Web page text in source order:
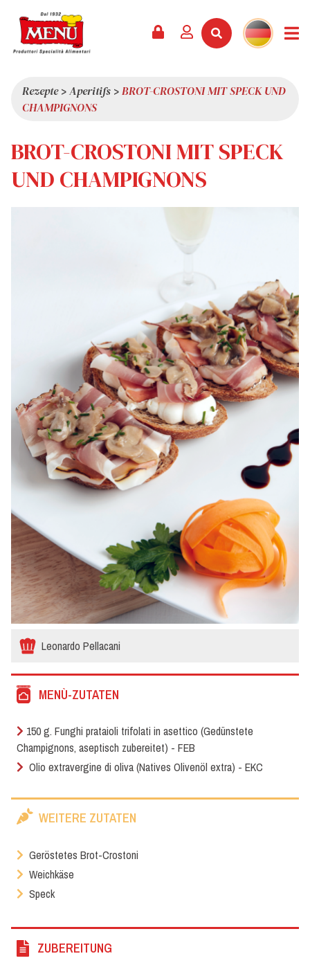
KATALOG
SERVICES
NEUHEITEN
PRÄMIEN
PRESSESCHAU
ÜBER UNS
QUALITÄT
WERTE
INTERESSANTES
SHOWROOM
ARBEITEN SIE MIT UNS
Rezepte>Aperitifs >BROT-CROSTONI MIT SPECK UND
CHAMPIGNONS
BROT-CROSTONI MIT SPECK
UND CHAMPIGNONS
Leonardo Pellacani
MENÙ-ZUTATEN
150 g. Funghi prataioli trifolati in asettico (Gedünstete
Champignons, aseptisch zubereitet) - FEB
Olio extravergine di oliva (Natives Olivenöl extra) - EKC
WEITERE ZUTATEN
Geröstetes Brot-Crostoni
Weichkäse
Speck
ZUBEREITUNG